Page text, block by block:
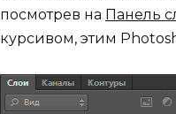
посмотрев на Панель
курсивом, этим